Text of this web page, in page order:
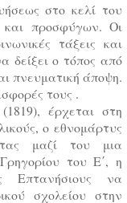
στο κελί του
και προσφύγων. Οι
τάξεις και
δείξει ο τόπος από
πνευματική άποψη.
τους .
έρχεται στη
ο εθνομάρτυς
μαζί του μια
του Ε΄, η
Επτανήσιους να
σχολείου στην